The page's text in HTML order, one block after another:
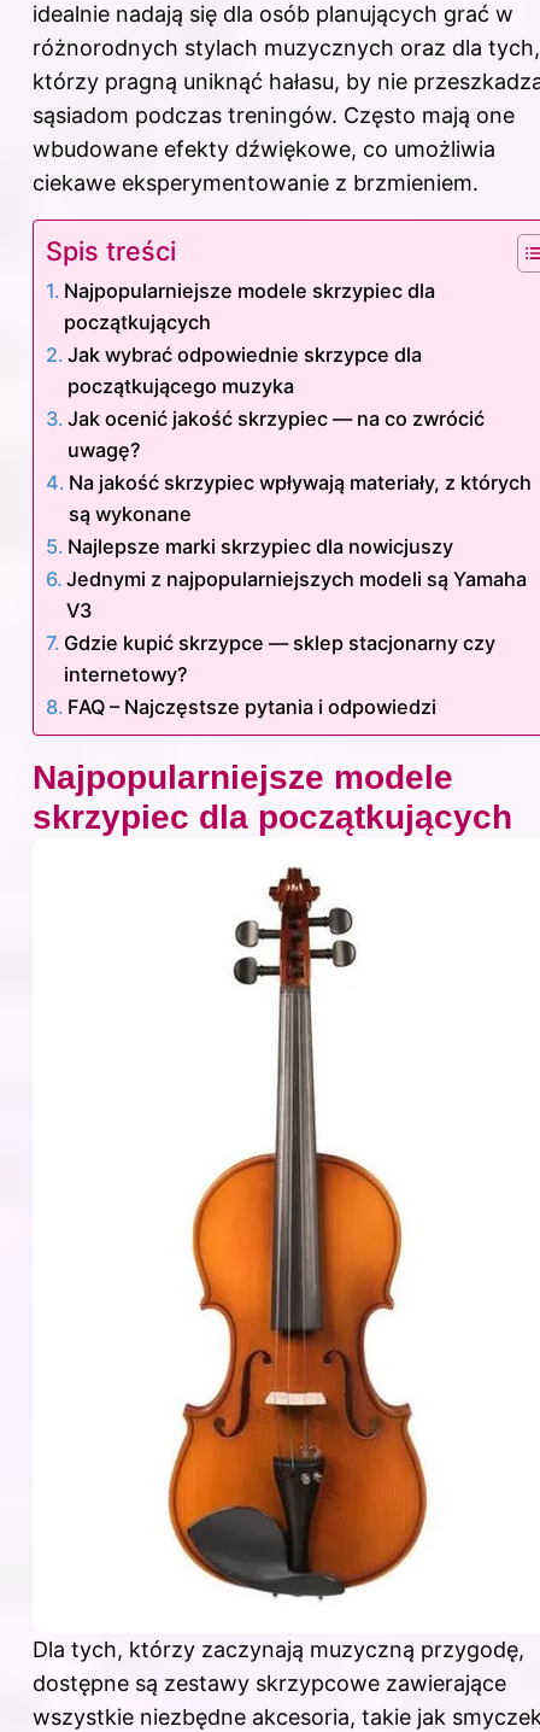
idealnie nadają się dla osób planujących grać w
różnorodnych stylach muzycznych oraz dla tych,
którzy pragną uniknąć hałasu, by nie
sąsiadom podczas treningów. Często mają one
wbudowane efekty dźwiękowe, co umożliwia
ciekawe eksperymentowanie z brzmieniem.
Spis treści
Najpopularniejsze modele skrzypiec dla
początkujących
Jak wybrać odpowiednie skrzypce dla
początkującego muzyka
Jak ocenić jakość skrzypiec — na co zwrócić
uwagę?
Na jakość skrzypiec wpływają materiały, z których
są wykonane
Najlepsze marki skrzypiec dla nowicjuszy
Jednymi z najpopularniejszych modeli są Yamaha
V3
Gdzie kupić skrzypce — sklep stacjonarny czy
internetowy?
FAQ – Najczęstsze pytania i odpowiedzi
Najpopularniejsze modele
skrzypiec dla początkujących
Dla tych, którzy zaczynają muzyczną przygodę,
dostępne są zestawy skrzypcowe zawierające
wszystkie niezbędne akcesoria, takie jak